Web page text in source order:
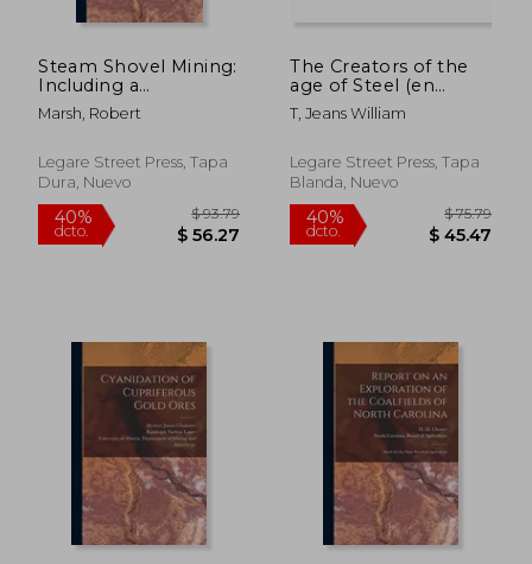
40%
dcto. $ 47.87
40%
dcto.
Steam Shovel Mining:
Including a
Consideration of
Electric Shovels and
Excavators in Open-
pit Mining (en Inglés)
Marsh, Robert
Legare Street Press, Tapa
Dura, Nuevo
The Creators of the
age of Steel (en
Inglés)
T, Jeans William
Legare Street Press, Tapa
Blanda, Nuevo